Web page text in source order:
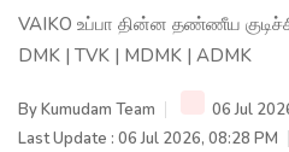
VAIKO உப்பா தின்ன தண்ணீய
DMK | TVK | MDMK | ADMK
ByKumudam Team
06 Jul
Last Update : 06 Jul 2026, 08:28 PM